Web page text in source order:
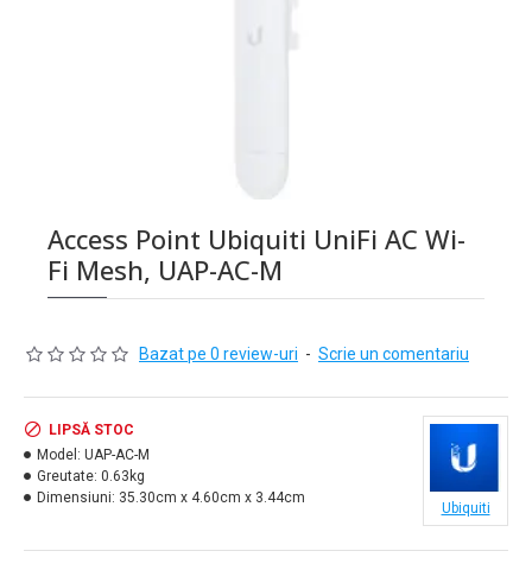
Access Point Ubiquiti UniFi AC Wi-
Fi Mesh, UAP-AC-M
Bazat pe 0 review-uri - Scrie un comentariu
LIPSĂ STOC
Model: UAP-AC-M
Greutate: 0.63kg
Dimensiuni: 35.30cm x 4.60cm x 3.44cm
Ubiquiti